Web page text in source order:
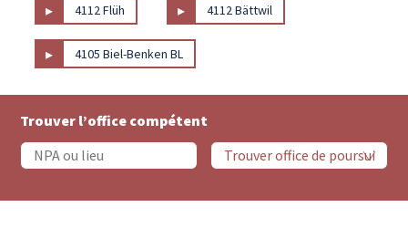
▸ 4112 Flüh ▸ 4112 Bättwil
▸ 4105 Biel-Benken BL
Trouver l’office compétent